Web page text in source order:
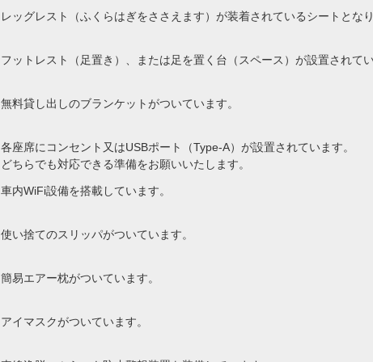
レッグレスト（ふくらはぎをささえます）が装着されているシートとなり
フットレスト（足置き）、または足を置く台（スペース）が設置されてい
無料貸し出しのブランケットがついています。
各座席にコンセント又はUSBポート（Type-A）が設置されています。
どちらでも対応できる準備をお願いいたします。
車内WiFi設備を搭載しています。
使い捨てのスリッパがついています。
簡易エアー枕がついています。
アイマスクがついています。